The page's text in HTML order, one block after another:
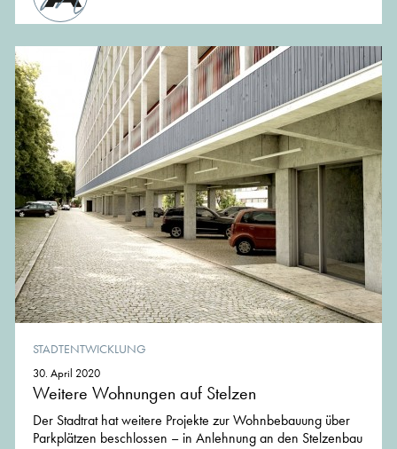
STADTENTWICKLUNG
30. April 2020
Weitere Wohnungen auf Stelzen
Der Stadtrat hat weitere Projekte zur Wohnbebauung über
Parkplätzen beschlossen – in Anlehnung an den Stelzenbau